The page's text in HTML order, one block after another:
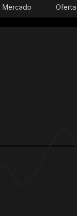
Mercado